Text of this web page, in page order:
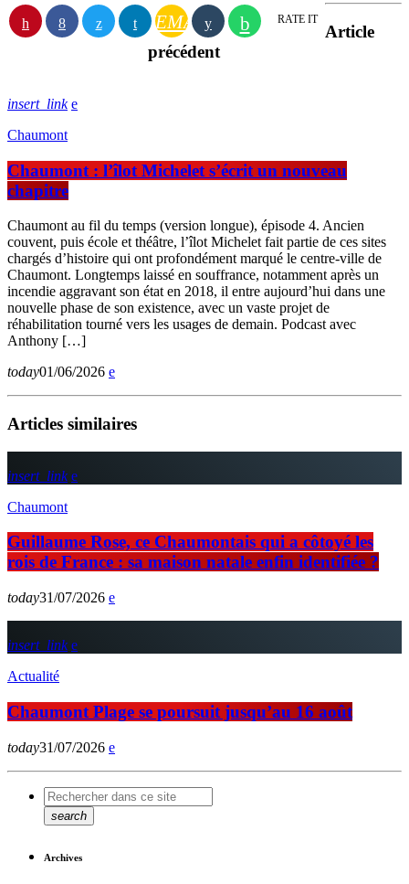
EMAIL RATE IT
Article
précédent
insert_link
Chaumont
Chaumont : l’îlot Michelet s’écrit un nouveau
chapitre
Chaumont au fil du temps (version longue), épisode 4. Ancien
couvent, puis école et théâtre, l’îlot Michelet fait partie de ces sites
chargés d’histoire qui ont profondément marqué le centre-ville de
Chaumont. Longtemps laissé en souffrance, notamment après un
incendie aggravant son état en 2018, il entre aujourd’hui dans une
nouvelle phase de son existence, avec un vaste projet de
réhabilitation tourné vers les usages de demain. Podcast avec
Anthony […]
today01/06/2026
Articles similaires
insert_link
Chaumont
Guillaume Rose, ce Chaumontais qui a côtoyé les
rois de France : sa maison natale enfin identifiée ?
today31/07/2026
insert_link
Actualité
Chaumont Plage se poursuit jusqu’au 16 août
today31/07/2026
search
Archives